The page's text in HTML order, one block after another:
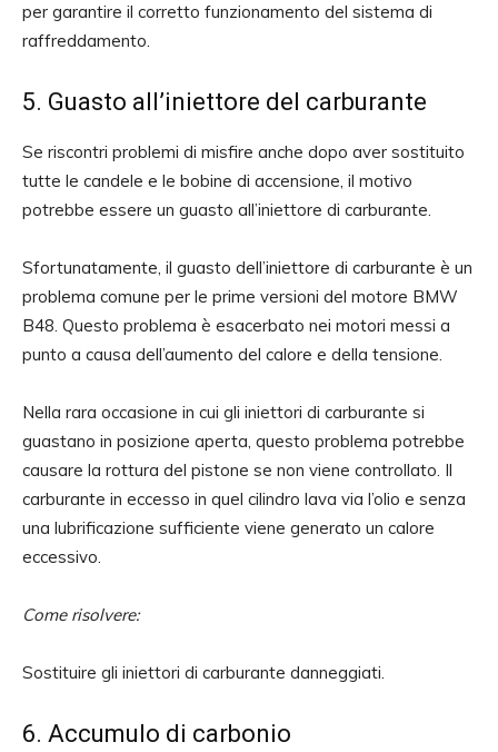
per garantire il corretto funzionamento del sistema di
raffreddamento.
5. Guasto all’iniettore del carburante
Se riscontri problemi di misfire anche dopo aver sostituito
tutte le candele e le bobine di accensione, il motivo
potrebbe essere un guasto all’iniettore di carburante.
Sfortunatamente, il guasto dell’iniettore di carburante è un
problema comune per le prime versioni del motore BMW
B48. Questo problema è esacerbato nei motori messi a
punto a causa dell’aumento del calore e della tensione.
Nella rara occasione in cui gli iniettori di carburante si
guastano in posizione aperta, questo problema potrebbe
causare la rottura del pistone se non viene controllato. Il
carburante in eccesso in quel cilindro lava via l’olio e senza
una lubrificazione sufficiente viene generato un calore
eccessivo.
Come risolvere:
Sostituire gli iniettori di carburante danneggiati.
6. Accumulo di carbonio